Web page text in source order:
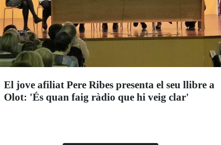
El jove afiliat Pere Ribes presenta el seu llibre a
Olot: 'És quan faig ràdio que hi veig clar'